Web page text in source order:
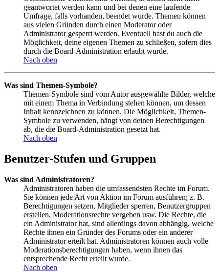
geantwortet werden kann und bei denen eine laufende
Umfrage, falls vorhanden, beendet wurde. Themen können
aus vielen Gründen durch einen Moderator oder
Administrator gesperrt werden. Eventuell hast du auch die
Möglichkeit, deine eigenen Themen zu schließen, sofern dies
durch die Board-Administration erlaubt wurde.
Nach oben
Was sind Themen-Symbole?
Themen-Symbole sind vom Autor ausgewählte Bilder, welche
mit einem Thema in Verbindung stehen können, um dessen
Inhalt kennzeichnen zu können. Die Möglichkeit, Themen-
Symbole zu verwenden, hängt von deinen Berechtigungen
ab, die die Board-Administration gesetzt hat.
Nach oben
Benutzer-Stufen und Gruppen
Was sind Administratoren?
Administratoren haben die umfassendsten Rechte im Forum.
Sie können jede Art von Aktion im Forum ausführen; z. B.
Berechtigungen setzen, Mitglieder sperren, Benutzergruppen
erstellen, Moderationsrechte vergeben usw. Die Rechte, die
ein Administrator hat, sind allerdings davon abhängig, welche
Rechte ihnen ein Gründer des Forums oder ein anderer
Administrator erteilt hat. Administratoren können auch volle
Moderationsberechtigungen haben, wenn ihnen das
entsprechende Recht erteilt wurde.
Nach oben